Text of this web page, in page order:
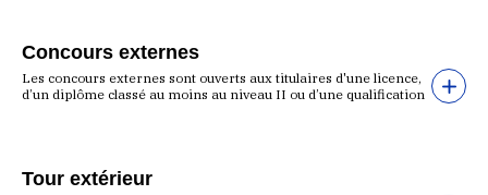
Concours externes
Les concours externes sont ouverts aux titulaires d'une licence,
d’un diplôme classé au moins au niveau II ou d’une qualification
Tour extérieur